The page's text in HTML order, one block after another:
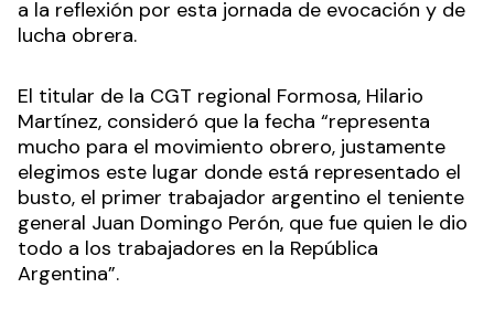
a la reflexión por esta jornada de evocación y de
lucha obrera.
El titular de la CGT regional Formosa, Hilario
Martínez, consideró que la fecha “representa
mucho para el movimiento obrero, justamente
elegimos este lugar donde está representado el
busto, el primer trabajador argentino el teniente
general Juan Domingo Perón, que fue quien le dio
todo a los trabajadores en la República
Argentina”.